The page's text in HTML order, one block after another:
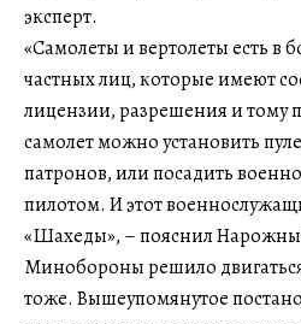
эксперт.
«Самолеты и вертолеты есть в
частных лиц, которые имеют
лицензии, разрешения и тому
самолет можно установить
патронов, или посадить
пилотом. И этот
«Шахеды», – пояснил
Минобороны решило
тоже. Вышеупомянутое